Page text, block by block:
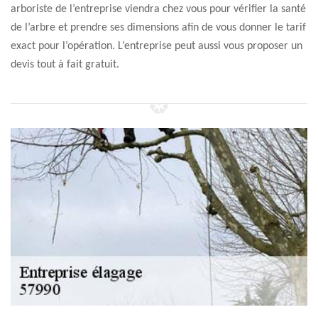
arboriste de l’entreprise viendra chez vous pour vérifier la santé
de l’arbre et prendre ses dimensions afin de vous donner le tarif
exact pour l’opération. L’entreprise peut aussi vous proposer un
devis tout à fait gratuit.